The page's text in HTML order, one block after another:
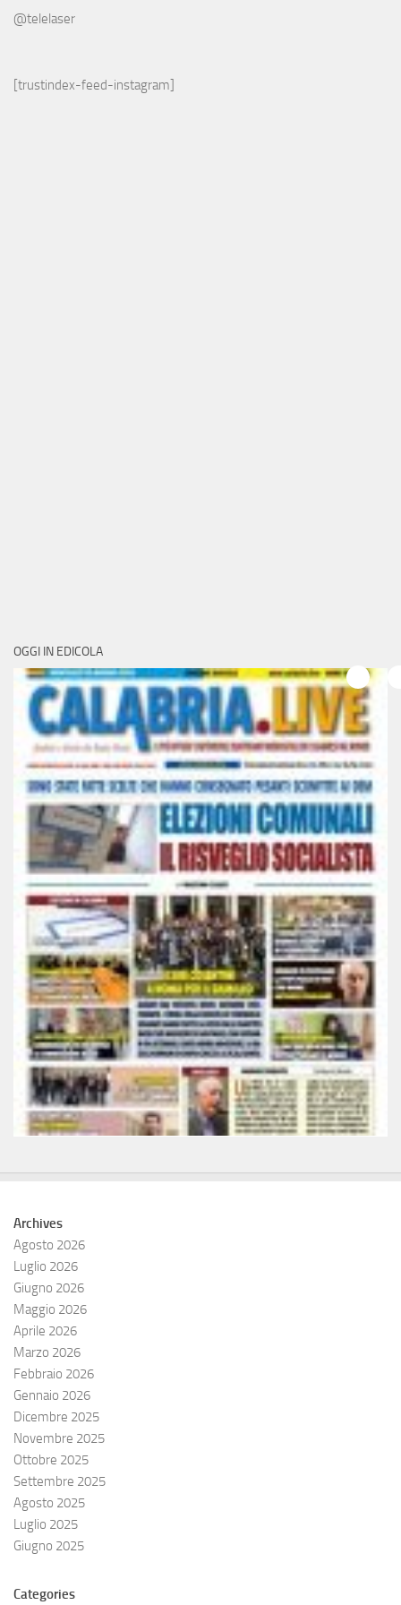
@telelaser
[trustindex-feed-instagram]
OGGI IN EDICOLA
Archives
Agosto 2026
Luglio 2026
Giugno 2026
Maggio 2026
Aprile 2026
Marzo 2026
Febbraio 2026
Gennaio 2026
Dicembre 2025
Novembre 2025
Ottobre 2025
Settembre 2025
Agosto 2025
Luglio 2025
Giugno 2025
Categories